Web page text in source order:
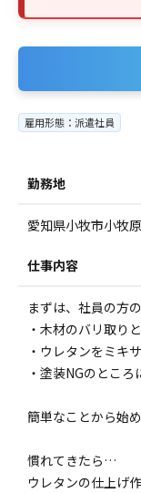
雇用形態：派遣社員
勤務地
愛知県小牧市小牧原
仕事内容
まずは、社員の方
・木材のバリ取り
・ウレタンをミキ
・塗装NGのとこ
簡単なことから始
慣れてきたら…
ウレタンの仕上げ